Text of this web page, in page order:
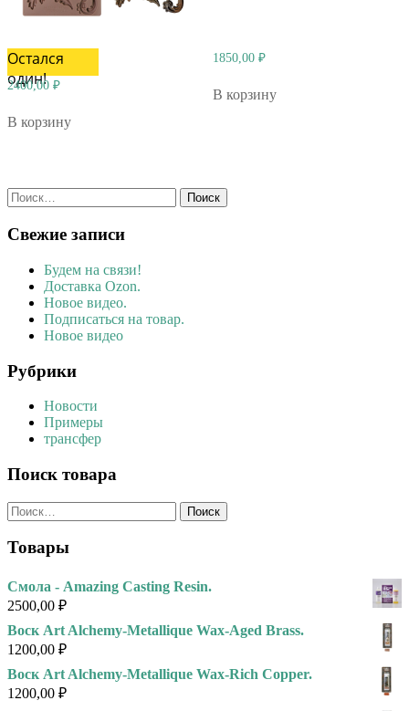
Остался
один!
2400,00 ₽
В корзину
1850,00 ₽
В корзину
Найти:
Свежие записи
Будем на связи!
Доставка Ozon.
Новое видео.
Подписаться на товар.
Новое видео
Рубрики
Новости
Примеры
трансфер
Поиск товара
Найти:
Товары
Смола - Amazing Casting Resin.
2500,00 ₽
Воск Art Alchemy-Metallique Wax-Aged Brass.
1200,00 ₽
Воск Art Alchemy-Metallique Wax-Rich Copper.
1200,00 ₽